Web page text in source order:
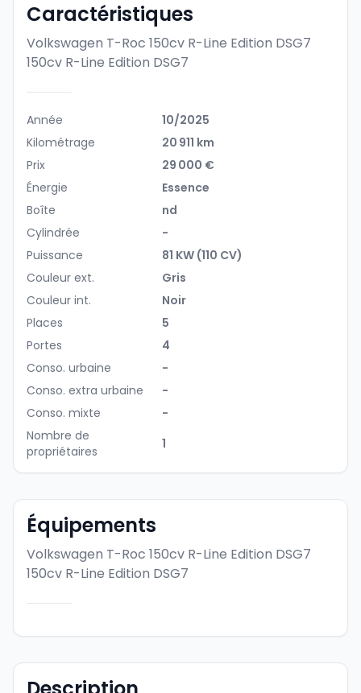
Caractéristiques
Volkswagen T-Roc 150cv R-Line Edition DSG7
150cv R-Line Edition DSG7
Année
10/2025
Kilométrage
20 911 km
Prix
29 000 €
Énergie
Essence
Boîte
nd
Cylindrée
-
Puissance
81 KW (110 CV)
Couleur ext.
Gris
Couleur int.
Noir
Places
5
Portes
4
Conso. urbaine
-
Conso. extra urbaine
-
Conso. mixte
-
Nombre de
propriétaires
1
Équipements
Volkswagen T-Roc 150cv R-Line Edition DSG7
150cv R-Line Edition DSG7